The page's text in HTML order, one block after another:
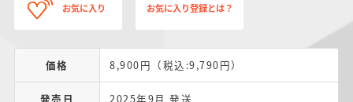
お気に入り お気に入り登録とは？
価格 8,900円（税込:9,790円）
発売日 2025年9月 発送